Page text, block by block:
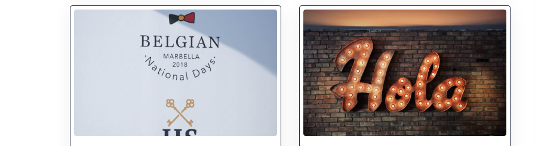
Fantastische service en
begeleiding
Zeer goede service en
uitstekende
Er werd echt de tijd
genomen om mijn
in kaart te brengen.
Stijn, mijn
vastgoedmakelaar, heb
mijn droomhuis
Zelfs toen ik niet in
Lees verder
Fien
28 April
2026